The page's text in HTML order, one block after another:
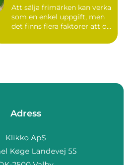
Att sälja frimärken kan verka
som en enkel uppgift, men
det finns flera faktorer att ö...
Adress